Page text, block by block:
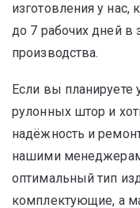
изготовления у нас,
до 7 рабочих дней в
производства.
Если вы
рулонных штор и
надёжность и
нашими
оптимальный тип
комплектующие, а